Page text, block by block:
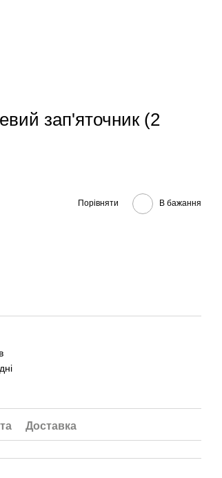
зап'яточник (2
Порівняти В бажання
Доставка